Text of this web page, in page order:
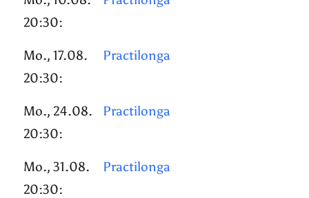
20:30:
Mo., 17.08.
20:30:
Practilonga
Mo., 24.08.
20:30:
Practilonga
Mo., 31.08.
20:30:
Practilonga